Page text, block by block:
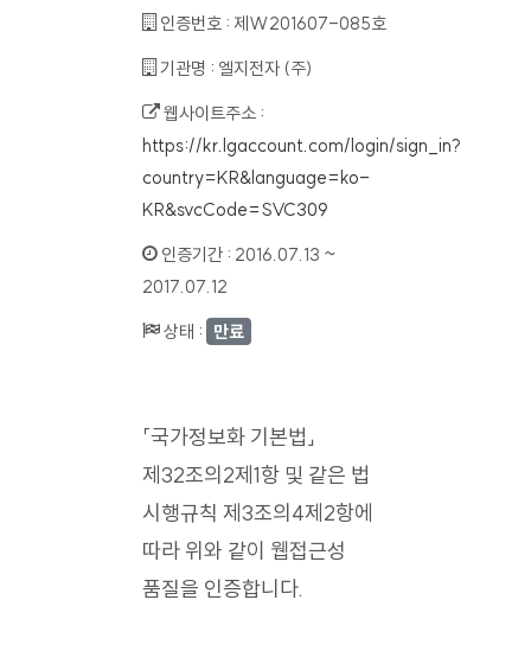
인증번호 : 제W201607-085호
기관명 : 엘지전자 (주)
웹사이트주소 :
https://kr.lgaccount.com/login/sign_in?
country=KR&language=ko-
KR&svcCode=SVC309
인증기간 : 2016.07.13 ~
2017.07.12
상태 : 만료
「국가정보화 기본법」
제32조의2제1항 및 같은 법
시행규칙 제3조의4제2항에
따라 위와 같이 웹접근성
품질을 인증합니다.